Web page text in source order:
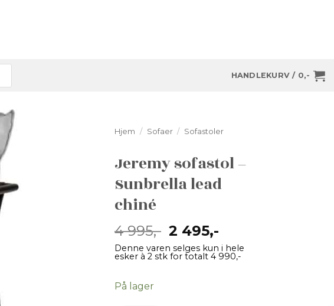
HANDLEKURV / 0,-
Hjem / Sofaer / Sofastoler
Jeremy sofastol –
Sunbrella lead
chiné
4 995,- Opprinnelig
pris
var:
2 495,-
pris
er:
Denne varen selges kun i hele
esker à 2 stk for totalt 4 990,-
På lager